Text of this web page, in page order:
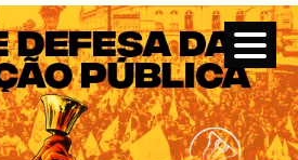
e Funcionários de escola
do Sul